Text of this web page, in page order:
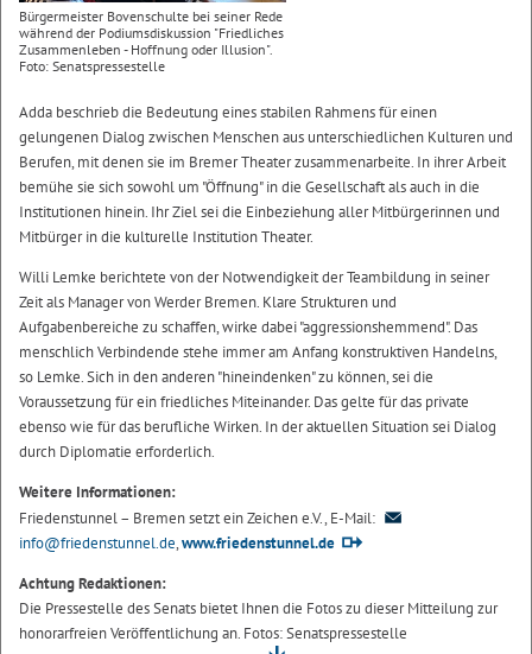
Bürgermeister Bovenschulte bei seiner Rede
während der Podiumsdiskussion "Friedliches
Zusammenleben - Hoffnung oder Illusion".
Foto: Senatspressestelle
Adda beschrieb die Bedeutung eines stabilen Rahmens für einen
gelungenen Dialog zwischen Menschen aus unterschiedlichen Kulturen und
Berufen, mit denen sie im Bremer Theater zusammenarbeite. In ihrer Arbeit
bemühe sie sich sowohl um "Öffnung" in die Gesellschaft als auch in die
Institutionen hinein. Ihr Ziel sei die Einbeziehung aller Mitbürgerinnen und
Mitbürger in die kulturelle Institution Theater.
Willi Lemke berichtete von der Notwendigkeit der Teambildung in seiner
Zeit als Manager von Werder Bremen. Klare Strukturen und
Aufgabenbereiche zu schaffen, wirke dabei "aggressionshemmend". Das
menschlich Verbindende stehe immer am Anfang konstruktiven Handelns,
so Lemke. Sich in den anderen "hineindenken" zu können, sei die
Voraussetzung für ein friedliches Miteinander. Das gelte für das private
ebenso wie für das berufliche Wirken. In der aktuellen Situation sei Dialog
durch Diplomatie erforderlich.
Weitere Informationen:
Friedenstunnel – Bremen setzt ein Zeichen e.V., E-Mail:
info@friedenstunnel.de,www.friedenstunnel.de
Achtung Redaktionen:
Die Pressestelle des Senats bietet Ihnen die Fotos zu dieser Mitteilung zur
honorarfreien Veröffentlichung an. Fotos: Senatspressestelle